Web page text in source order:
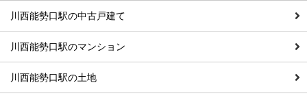
川西能勢口駅の中古戸建て
川西能勢口駅のマンション
川西能勢口駅の土地